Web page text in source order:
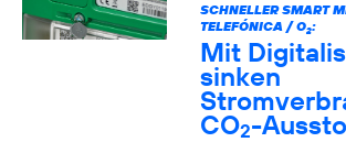
SCHNELLER SMART
TELEFÓNICA / O2:
Mit
sinken
CO2-